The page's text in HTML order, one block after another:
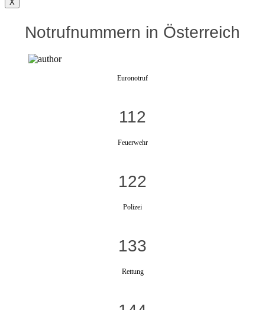
X
Notrufnummern in Österreich
Euronotruf
112
Feuerwehr
122
Polizei
133
Rettung